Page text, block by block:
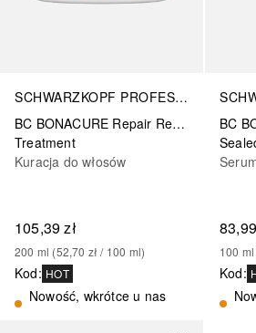
SCHWARZKOPF PROFESSIONAL
BC BONACURE Repair Rescue Arginine
Treatment
Kuracja do włosów
105,39 zł
200 ml (52,70 zł / 100 ml)
Kod: HOT
Nowość, wkrótce u nas
100 ml
Kod: